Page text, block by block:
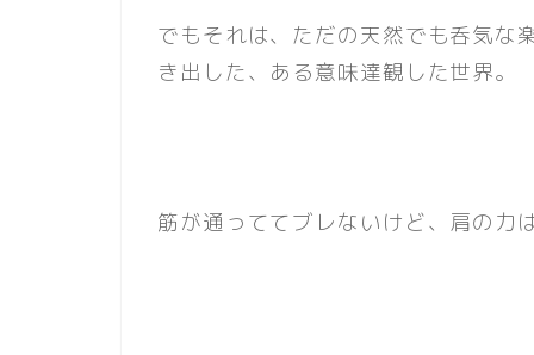
でもそれは、ただの天然でも呑気な
き出した、ある意味達観した世界。
筋が通っててブレないけど、肩の力